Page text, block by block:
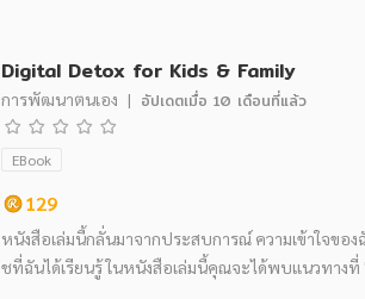
Digital Detox for Kids & Family
การพัฒนาตนเอง | อัปเดตเมื่อ 10 เดือนที่แล้ว
EBook
129
หนังสือเล่มนี้กลั่นมาจากประสบการณ์ ความเข้าใจข
ชที่ฉันได้เรียนรู้ ในหนังสือเล่มนี้คุณจะได้พบแนวทางที่